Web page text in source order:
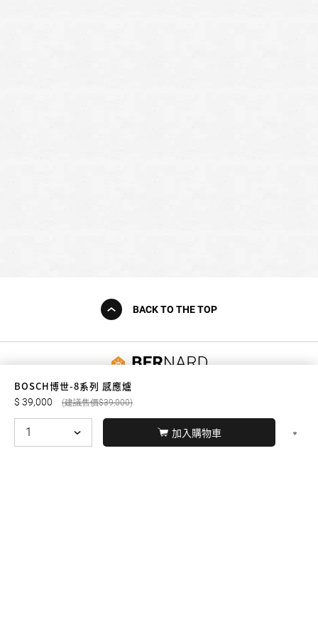
BOSCH博世-8系列 感應爐
39,000 39,000
加入購物車
BACK TO THE TOP
© BERNARD 2021 WEBDESIGN